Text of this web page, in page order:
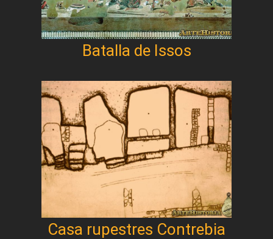
Batalla de Issos
Casa rupestres Contrebia